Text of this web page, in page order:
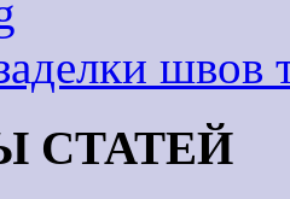
швов
СТАТЕЙ